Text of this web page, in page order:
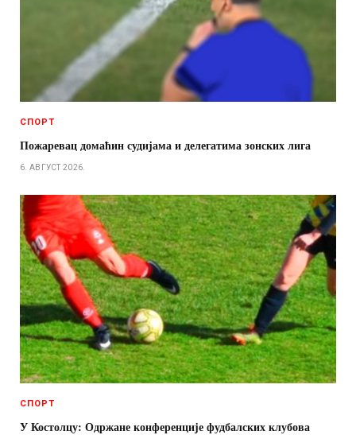
СПОРТ
Пожаревац домаћин судијама и делегатима зонских лига
6. АВГУСТ 2026.
СПОРТ
У Костолцу: Одржане конференције фудбалских клубова